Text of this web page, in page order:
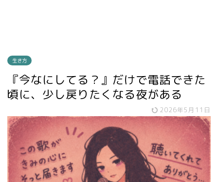
生き方
『今なにしてる？』だけで電話できた
頃に、少し戻りたくなる夜がある
2026年5月11日